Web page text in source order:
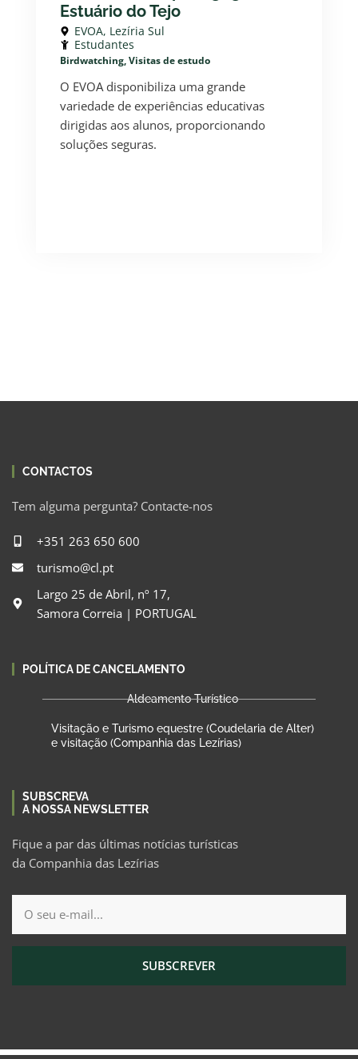
Estuário do Tejo
EVOA, Lezíria Sul
Estudantes
Birdwatching, Visitas de estudo
O EVOA disponibiliza uma grande
variedade de experiências educativas
dirigidas aos alunos, proporcionando
soluções seguras.
CONTACTOS
Tem alguma pergunta? Contacte-nos
+351 263 650 600
turismo@cl.pt
Largo 25 de Abril, nº 17,
Samora Correia | PORTUGAL
POLÍTICA DE CANCELAMENTO
Aldeamento Turístico
Visitação e Turismo equestre (Coudelaria de Alter)
e visitação (Companhia das Lezírias)
SUBSCREVA
A NOSSA NEWSLETTER
Fique a par das últimas notícias turísticas
da Companhia das Lezírias
SUBSCREVER